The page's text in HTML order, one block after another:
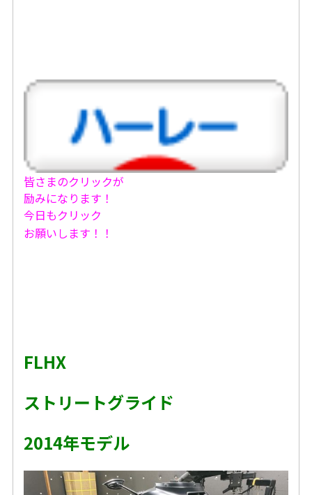
皆さまのクリックが
励みになります！
今日もクリック
お願いします！！
FLHX
ストリートグライド
2014年モデル